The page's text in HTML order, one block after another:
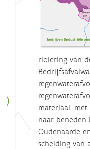
riolering van
materiaal,
naar beneden
Oudenaarde
scheiding van